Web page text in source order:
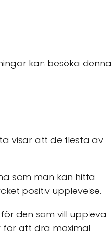
kan besöka denna
visar att de flesta av
som man kan hitta
positiv upplevelse.
den som vill uppleva
för att dra maximal